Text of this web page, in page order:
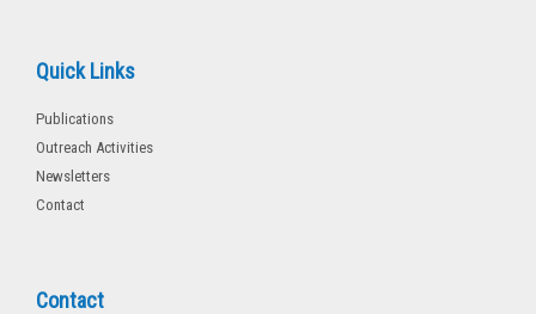
Quick Links
Publications
Outreach Activities
Newsletters
Contact
Contact